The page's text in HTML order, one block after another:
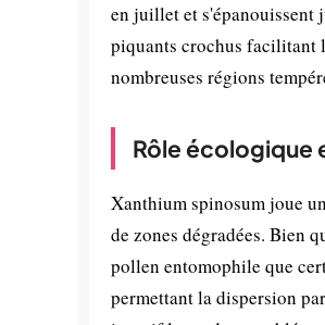
en juillet et s'épanouissent
piquants crochus facilitant
nombreuses régions
Rôle écologique
Xanthium spinosum joue
de zones dégradées. Bien
pollen entomophile que
permettant la dispersion